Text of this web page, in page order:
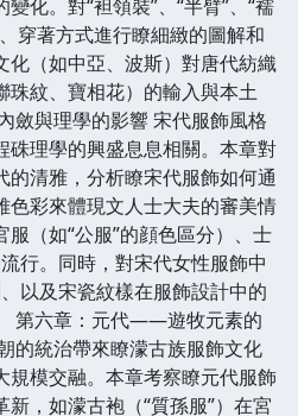
化。對“袒領裝”、“半臂”、“襦
穿著方式進行瞭細緻的圖解和
化（如中亞、波斯）對唐代紡織
珠紋、寶相花）的輸入與本土
斂與理學的影響 宋代服飾風格
硃理學的興盛息息相關。本章對
的清雅，分析瞭宋代服飾如何通
色彩來體現文人士大夫的審美情
（如“公服”的顔色區分）、士
流行。同時，對宋代女性服飾中
以及宋瓷紋樣在服飾設計中的
第六章：元代——遊牧元素的
的統治帶來瞭濛古族服飾文化
規模交融。本章考察瞭元代服飾
，如濛古袍（“質孫服”）在宮